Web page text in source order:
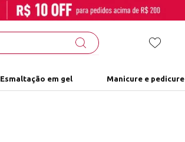
Esmaltação em gel Manicure e pedicure